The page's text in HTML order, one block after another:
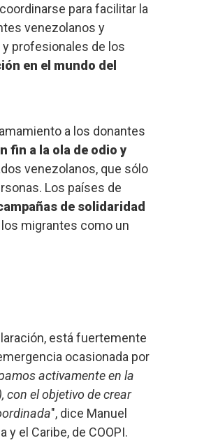
para facilitar la
venezolanos y
profesionales de los
en el mundo del
a los donantes
fin a la ola de odio y
venezolanos, que sólo
Los países de
de solidaridad
migrantes como un
está fuertemente
ocasionada por
activamente en la
con el objetivo de crear
", dice Manuel
y el Caribe, de COOPI.